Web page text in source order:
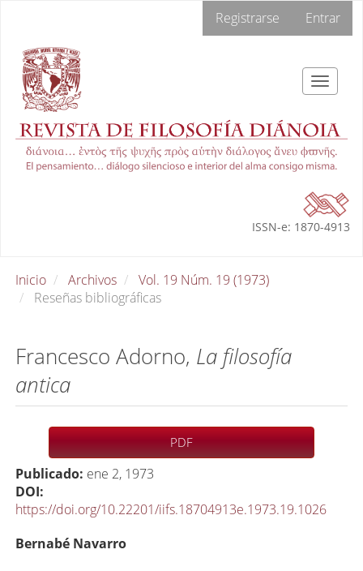
Contenido
principal
Barra
lateral
Registrarse Entrar
Toggle
ISSN-e: 1870-4913
Inicio Archivos
Vol. 19 Núm. 19 (1973)
Reseñas bibliográficas
Francesco Adorno, La filosofía
antica
Barra
lateral
del
artículo
PDF
Publicado: ene 2, 1973
DOI:
https://doi.org/10.22201/iifs.18704913e.1973.19.1026
C
Bernabé Navarro